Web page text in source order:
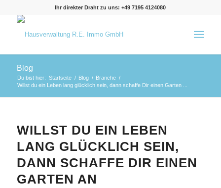
Ihr direkter Draht zu uns: +49 7195 4124080
Blog
Du bist hier: Startseite / Blog / Branche /
Willst du ein Leben lang glücklich sein, dann schaffe Dir einen Garten ...
WILLST DU EIN LEBEN
LANG GLÜCKLICH SEIN,
DANN SCHAFFE DIR EINEN
GARTEN AN